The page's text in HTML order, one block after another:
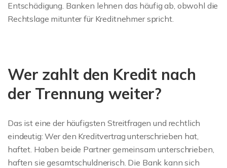
Entschädigung. Banken lehnen das häufig ab, obwohl die
Rechtslage mitunter für Kreditnehmer spricht.
Wer zahlt den Kredit nach
der Trennung weiter?
Das ist eine der häufigsten Streitfragen und rechtlich
eindeutig: Wer den Kreditvertrag unterschrieben hat,
haftet. Haben beide Partner gemeinsam unterschrieben,
haften sie gesamtschuldnerisch. Die Bank kann sich